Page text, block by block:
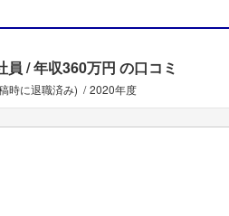
員 年収360万円 の口コミ
時に退職済み) 2020年度